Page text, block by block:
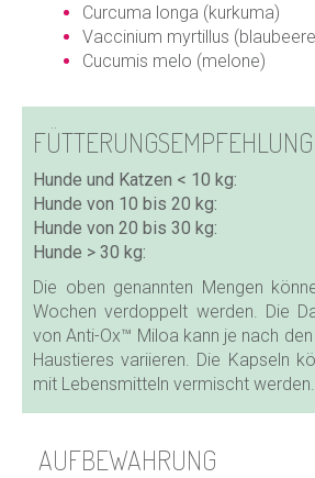
Curcuma longa (kurkuma)
Vaccinium myrtillus
Cucumis melo (melone)
FÜTTERUNGSEMPFEHLUNG
Hunde und Katzen < 10 kg:
Hunde von 10 bis 20 kg:
Hunde von 20 bis 30 kg:
Hunde > 30 kg:
Die oben genannten Mengen
Wochen verdoppelt werden. Die
von Anti-Ox™ Miloa kann je nach
Haustieres variieren. Die Kapseln
mit Lebensmitteln vermischt werden.
AUFBEWAHRUNG